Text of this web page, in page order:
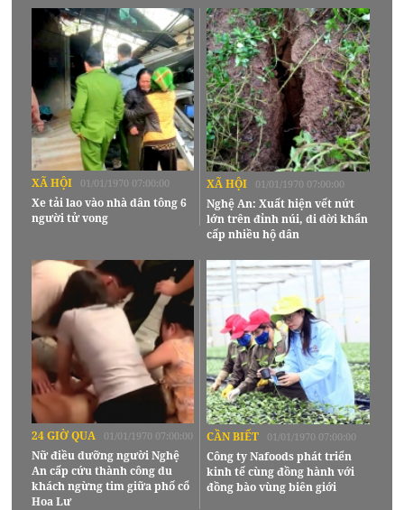
XÃ HỘI 01/01/1970 07:00:00
Xe tải lao vào nhà dân tông 6
người tử vong
XÃ HỘI 01/01/1970 07:00:00
Nghệ An: Xuất hiện vết nứt
lớn trên đỉnh núi, di dời khẩn
cấp nhiều hộ dân
24 GIỜ QUA 01/01/1970 07:00:00
Nữ điều dưỡng người Nghệ
An cấp cứu thành công du
khách ngừng tim giữa phố cổ
Hoa Lư
CẦN BIẾT 01/01/1970 07:00:00
Công ty Nafoods phát triển
kinh tế cùng đồng hành với
đồng bào vùng biên giới